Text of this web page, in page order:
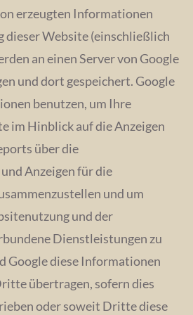
erzeugten Informationen
dieser Website (einschließlich
an einen Server von Google
und dort gespeichert. Google
benutzen, um Ihre
im Hinblick auf die Anzeigen
über die
Anzeigen für die
und um
und der
Dienstleistungen zu
Google diese Informationen
übertragen, sofern dies
oder soweit Dritte diese